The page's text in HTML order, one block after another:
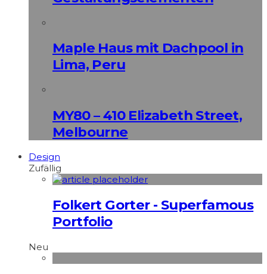
Maple Haus mit Dachpool in
Lima, Peru
MY80 – 410 Elizabeth Street,
Melbourne
Design
Zufällig
Folkert Gorter - Superfamous
Portfolio
Neu